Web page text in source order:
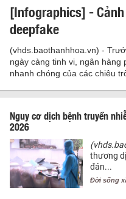
[Infographics] -
deepfake
(vhds.baothanhhoa.vn) -
ngày càng tinh vi, ngân hàng
nhanh chóng của các chiêu
Nguy cơ dịch bệnh truyền
2026
thương
đán...
Đời sống